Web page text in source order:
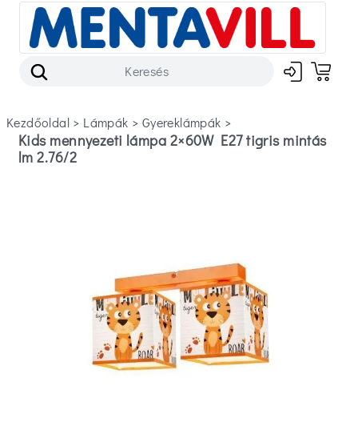
Kezdőoldal > lámpák > gyereklámpák >
Kids mennyezeti lámpa 2×60W E27 tigris mintás
lm 2.76/2